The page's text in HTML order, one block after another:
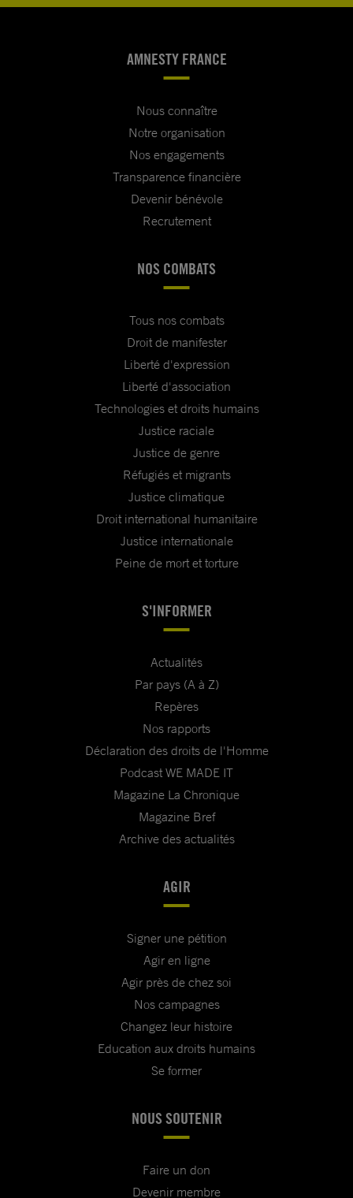
AMNESTY FRANCE
Nous connaître
Notre organisation
Nos engagements
Transparence financière
Devenir bénévole
Recrutement
NOS COMBATS
Tous nos combats
Droit de manifester
Liberté d'expression
Liberté d'association
Technologies et droits humains
Justice raciale
Justice de genre
Réfugiés et migrants
Justice climatique
Droit international humanitaire
Justice internationale
Peine de mort et torture
S'INFORMER
Actualités
Par pays (A à Z)
Repères
Nos rapports
Déclaration des droits de l'Homme
Podcast WE MADE IT
Magazine La Chronique
Magazine Bref
Archive des actualités
AGIR
Signer une pétition
Agir en ligne
Agir près de chez soi
Nos campagnes
Changez leur histoire
Education aux droits humains
Se former
NOUS SOUTENIR
Faire un don
Devenir membre